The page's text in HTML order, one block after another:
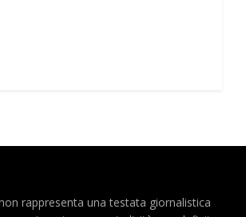
rappresenta una testata giornalistica